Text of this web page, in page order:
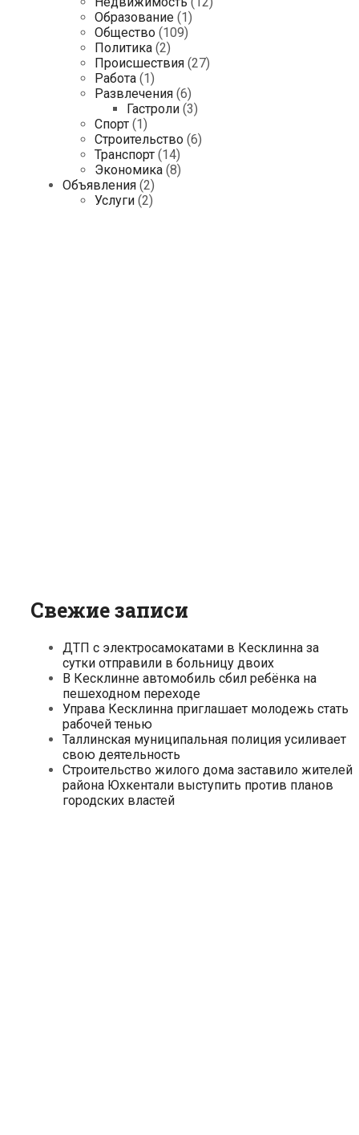
Образование (1)
Общество (109)
Политика (2)
Происшествия (27)
Работа (1)
Развлечения (6)
Гастроли (3)
Спорт (1)
Строительство (6)
Транспорт (14)
Экономика (8)
Объявления (2)
Услуги (2)
Свежие записи
ДТП с электросамокатами в Кесклинна за
сутки отправили в больницу двоих
В Кесклинне автомобиль сбил ребёнка на
пешеходном переходе
Управа Кесклинна приглашает молодежь стать
рабочей тенью
Таллинская муниципальная полиция усиливает
свою деятельность
Строительство жилого дома заставило жителей
района Юхкентали выступить против планов
городских властей